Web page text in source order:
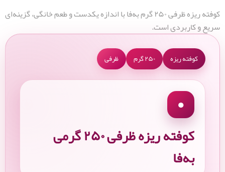
کوفته ریزه ظرفی ۲۵۰ گرم به‌فا با اندازه یکدست و طعم خانگی، گزینه‌ای
سریع و کاربردی است.
کوفته ریزه ۲۵۰ گرم ظرفی
●
کوفته ریزه ظرفی ۲۵۰ گرمی
به‌فا